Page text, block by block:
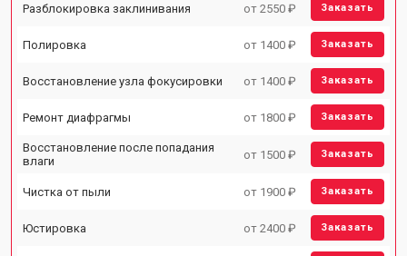
Разблокировка заклинивания от 2550 ₽ Заказать
Полировка от 1400 ₽ Заказать
Восстановление узла фокусировки от 1400 ₽ Заказать
Ремонт диафрагмы от 1800 ₽ Заказать
Восстановление после попадания
влаги
от 1500 ₽ Заказать
Чистка от пыли от 1900 ₽ Заказать
Юстировка от 2400 ₽ Заказать